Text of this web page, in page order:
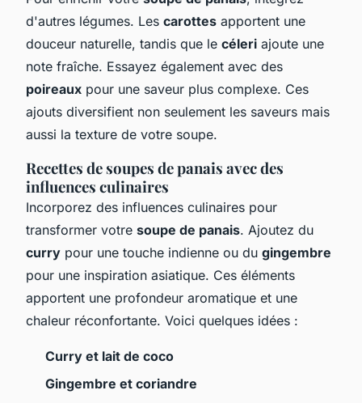
d'autres légumes. Les carottes apportent une
douceur naturelle, tandis que le céleri ajoute une
note fraîche. Essayez également avec des
poireaux pour une saveur plus complexe. Ces
ajouts diversifient non seulement les saveurs mais
aussi la texture de votre soupe.
Recettes de soupes de panais avec des
influences culinaires
Incorporez des influences culinaires pour
transformer votre soupe de panais. Ajoutez du
curry pour une touche indienne ou du gingembre
pour une inspiration asiatique. Ces éléments
apportent une profondeur aromatique et une
chaleur réconfortante. Voici quelques idées :
Curry et lait de coco
Gingembre et coriandre